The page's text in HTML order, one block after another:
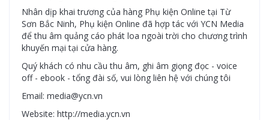
Nhân dịp khai trương của hàng Phụ kiện Online tại Từ
Sơn Bắc Ninh, Phụ kiện Online đã hợp tác với YCN Media
để thu âm quảng cáo phát loa ngoài trời cho chương trình
khuyến mại tại cửa hàng.
Quý khách có nhu cầu thu âm, ghi âm giọng đọc - voice
off - ebook - tổng đài số, vui lòng liên hệ với chúng tôi
Email: media@ycn.vn
Website: http://media.ycn.vn